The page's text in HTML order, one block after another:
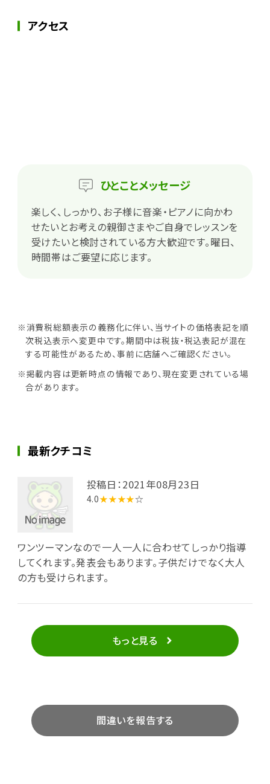
アクセス
ひとことメッセージ
楽しく、しっかり、お子様に音楽・ピアノに向かわ
せたいとお考えの親御さまやご自身でレッスンを
受けたいと検討されている方大歓迎です。曜日、
時間帯はご要望に応じます。
※消費税総額表示の義務化に伴い、当サイトの価格表記を順
次税込表示へ変更中です。期間中は税抜・税込表記が混在
する可能性があるため、事前に店舗へご確認ください。
※掲載内容は更新時点の情報であり、現在変更されている場
合があります。
最新クチコミ
投稿日：2021年08月23日
4.0★★★★☆
ワンツーマンなので一人一人に合わせてしっかり指導
してくれます。発表会もあります。子供だけでなく大人
の方も受けられます。
もっと見る
間違いを報告する